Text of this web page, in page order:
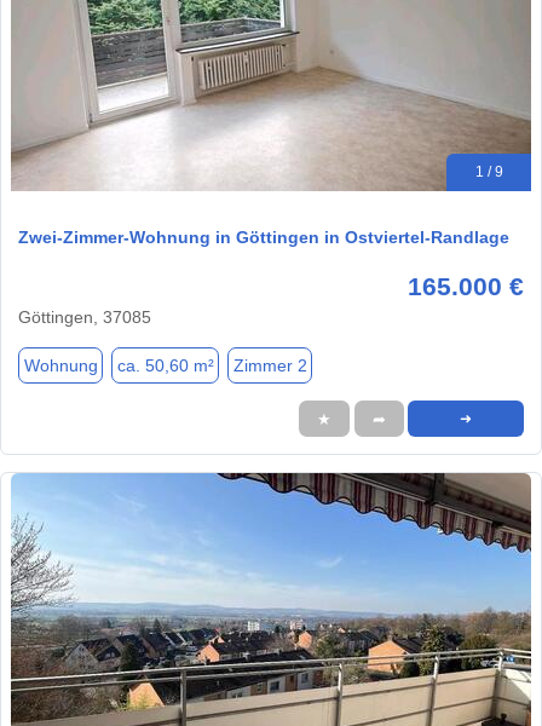
1 / 9
Zwei-Zimmer-Wohnung in Göttingen in Ostviertel-Randlage
165.000 €
Göttingen, 37085
Wohnung ca. 50,60 m² Zimmer 2
★ ➦ ➜